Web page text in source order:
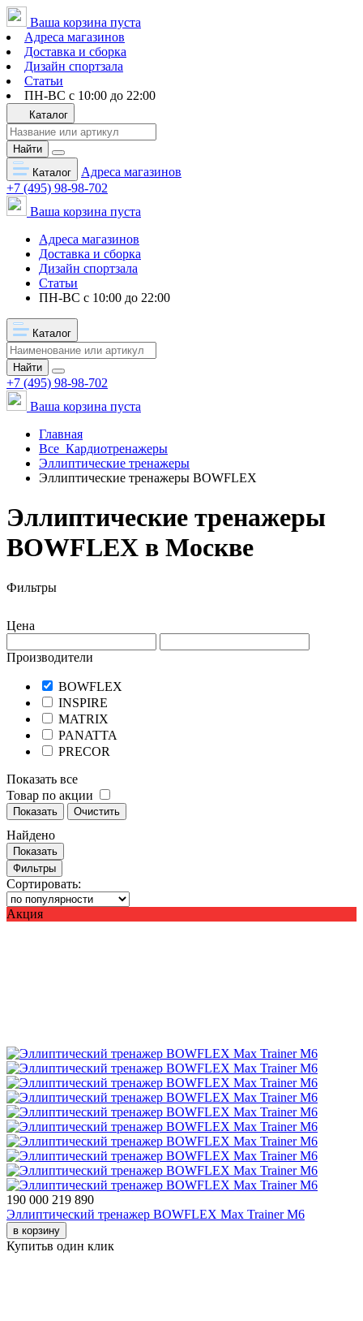
Ваша корзина пуста
Адреса магазинов
Доставка и сборка
Дизайн спортзала
Статьи
ПН-ВС с 10:00 до 22:00
Каталог
Найти
Каталог
Адреса магазинов
+7 (495) 98-98-702
Ваша корзина пуста
Адреса магазинов
Доставка и сборка
Дизайн спортзала
Статьи
ПН-ВС с 10:00 до 22:00
Каталог
Найти
+7 (495) 98-98-702
Ваша корзина пуста
Главная
Все Кардиотренажеры
Эллиптические тренажеры
Эллиптические тренажеры BOWFLEX
Эллиптические тренажеры
BOWFLEX в Москве
Фильтры
Цена
Производители
BOWFLEX
INSPIRE
MATRIX
PANATTA
PRECOR
Показать все
Товар по акции
Показать Очистить
Найдено
Показать
Фильтры
Сортировать:
Акция
190 000 219 890
Эллиптический тренажер BOWFLEX Max Trainer M6
в корзину
Купитьв один клик